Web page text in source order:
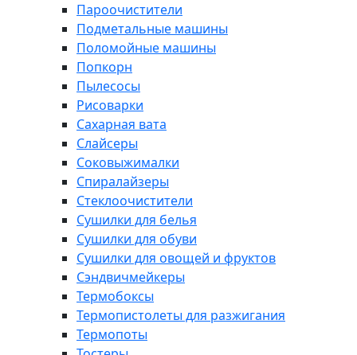
Пароочистители
Подметальные машины
Поломойные машины
Попкорн
Пылесосы
Рисоварки
Сахарная вата
Слайсеры
Соковыжималки
Спиралайзеры
Стеклоочистители
Сушилки для белья
Сушилки для обуви
Сушилки для овощей и фруктов
Сэндвичмейкеры
Термобоксы
Термопистолеты для разжигания
Термопоты